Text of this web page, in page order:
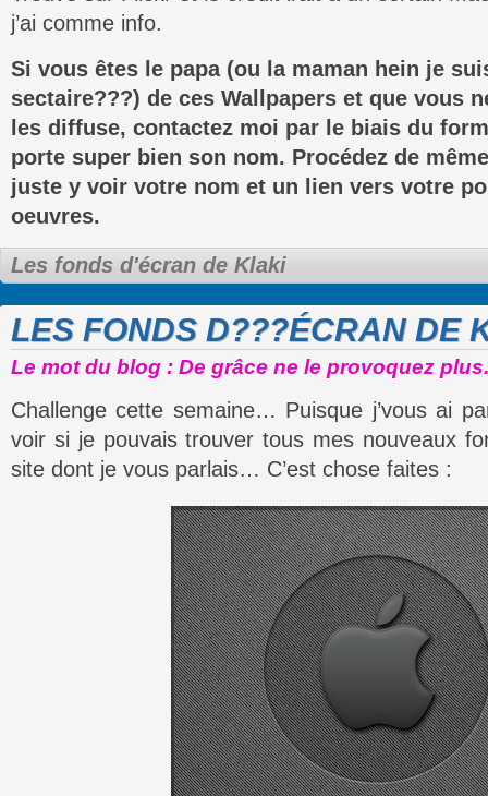
j’ai comme info.
Si vous êtes le papa (ou la maman hein je
sectaire???) de ces Wallpapers et que vous
les diffuse, contactez moi par le biais du
porte super bien son nom. Procédez de
juste y voir votre nom et un lien vers votre
oeuvres.
Les fonds d'écran de Klaki
LES FONDS D???ÉCRAN DE
Le mot du blog : De grâce ne le provoquez
Challenge cette semaine… Puisque j’vous ai
voir si je pouvais trouver tous mes nouveaux
site dont je vous parlais… C’est chose faites :